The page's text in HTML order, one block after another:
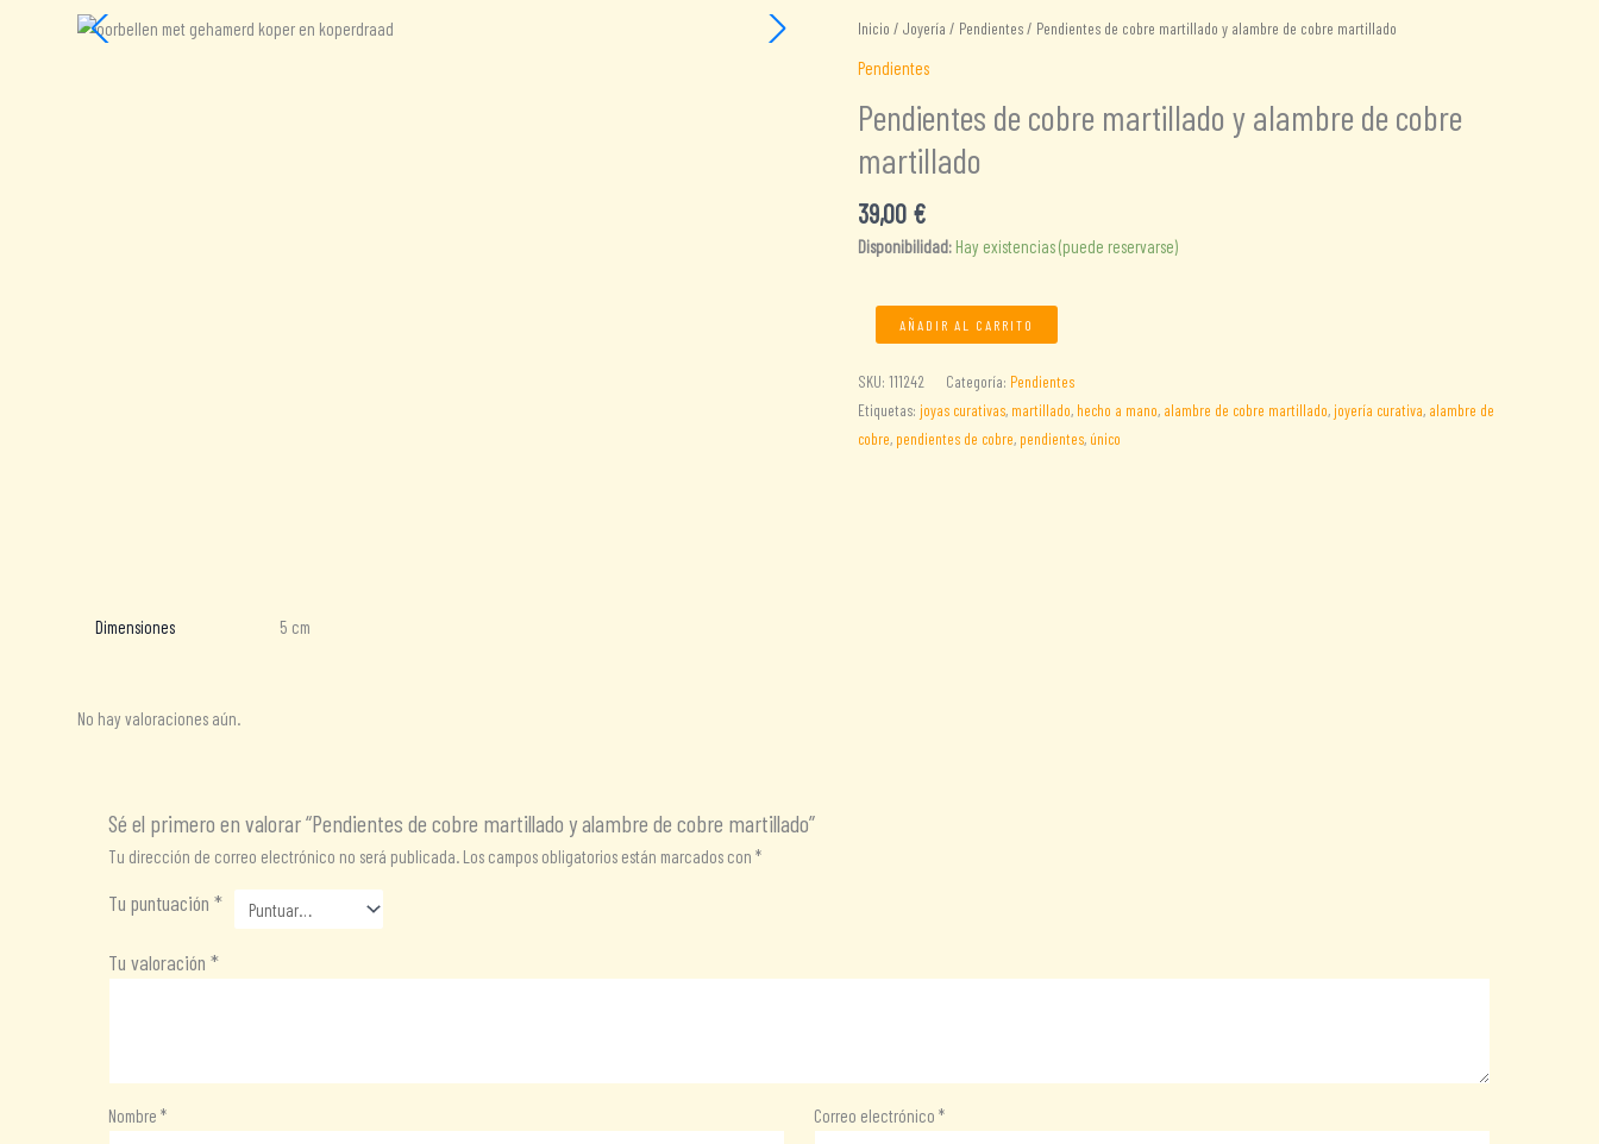
Inicio / Joyería / Pendientes/ Pendientes de cobre martillado y alambre de cobre martillado
Pendientes
Pendientes de cobre martillado y alambre de cobre
martillado
39,00 €
Disponibilidad: Hay existencias (puede reservarse)
Pendientes
cobre
martillado
y
AÑADIR AL CARRITO
SKU: 111242 Categoría: Pendientes
Etiquetas: joyas curativas, martillado, hecho a mano, alambre de cobre martillado, joyería curativa, alambre de
cobre, pendientes de cobre, pendientes, único
Dimensiones 5 cm
No hay valoraciones aún.
Sé el primero en valorar “Pendientes de cobre martillado y alambre de cobre martillado”
Tu dirección de correo electrónico no será publicada. Los campos obligatorios están marcados con*
Tu puntuación*
Tu valoración*
Nombre* Correo electrónico *